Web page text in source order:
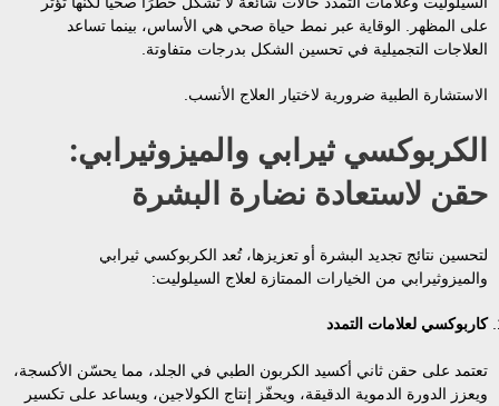
على المظهر. الوقاية عبر نمط حياة صحي هي الأساس، بينما تساعد
العلاجات التجميلية في تحسين الشكل بدرجات متفاوتة.
الاستشارة الطبية ضرورية لاختيار العلاج الأنسب.
الكربوكسي ثيرابي والميزوثيرابي:
حقن لاستعادة نضارة البشرة
لتحسين نتائج تجديد البشرة أو تعزيزها، تُعد الكربوكسي ثيرابي
والميزوثيرابي من الخيارات الممتازة لعلاج السيلوليت:
كاربوكسي لعلامات التمدد
تعتمد على حقن ثاني أكسيد الكربون الطبي في الجلد، مما يحسّن الأكسجة،
ويعزز الدورة الدموية الدقيقة، ويحفّز إنتاج الكولاجين، ويساعد على تكسير